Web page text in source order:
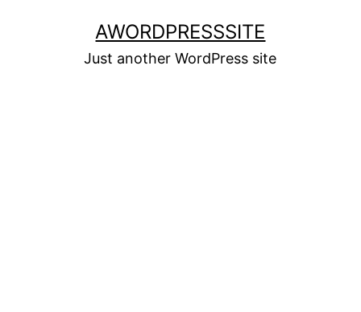
AWORDPRESSSITE
Just another WordPress site